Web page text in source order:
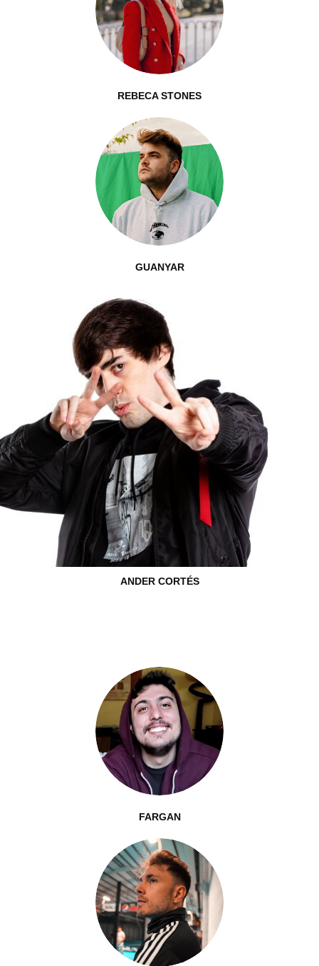
REBECA STONES
GUANYAR
ANDER CORTÉS
FARGAN